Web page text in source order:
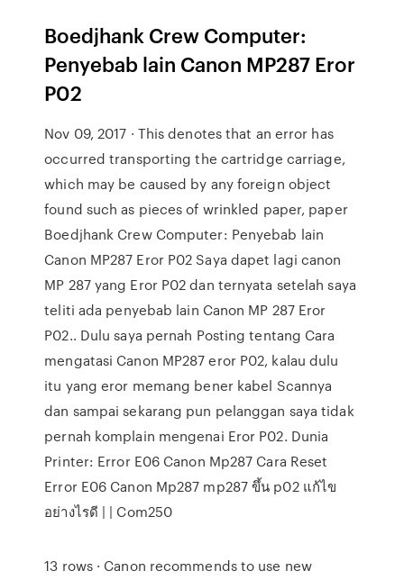
Boedjhank Crew Computer:
Penyebab lain Canon MP287 Eror
P02
Nov 09, 2017 · This denotes that an error has
occurred transporting the cartridge carriage,
which may be caused by any foreign object
found such as pieces of wrinkled paper, paper
Boedjhank Crew Computer: Penyebab lain
Canon MP287 Eror P02 Saya dapet lagi canon
MP 287 yang Eror P02 dan ternyata setelah saya
teliti ada penyebab lain Canon MP 287 Eror
P02.. Dulu saya pernah Posting tentang Cara
mengatasi Canon MP287 eror P02, kalau dulu
itu yang eror memang bener kabel Scannya
dan sampai sekarang pun pelanggan saya tidak
pernah komplain mengenai Eror P02. Dunia
Printer: Error E06 Canon Mp287 Cara Reset
Error E06 Canon Mp287 mp287 ขึ้น p02 แก้ไข
อย่างไรดี | | Com250
13 rows · Canon recommends to use new